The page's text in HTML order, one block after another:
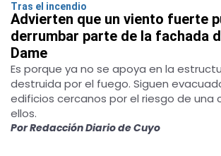
Tras el incendio
Advierten que un viento fuerte
derrumbar parte de la fachada
Dame
Es porque ya no se apoya en la
destruida por el fuego. Siguen
edificios cercanos por el riesgo de una
ellos.
Por Redacción Diario de Cuyo